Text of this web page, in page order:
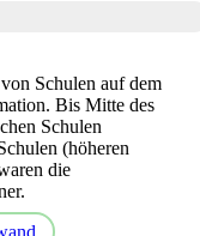
Schulen auf dem
Bis Mitte des
Schulen
(höheren
die